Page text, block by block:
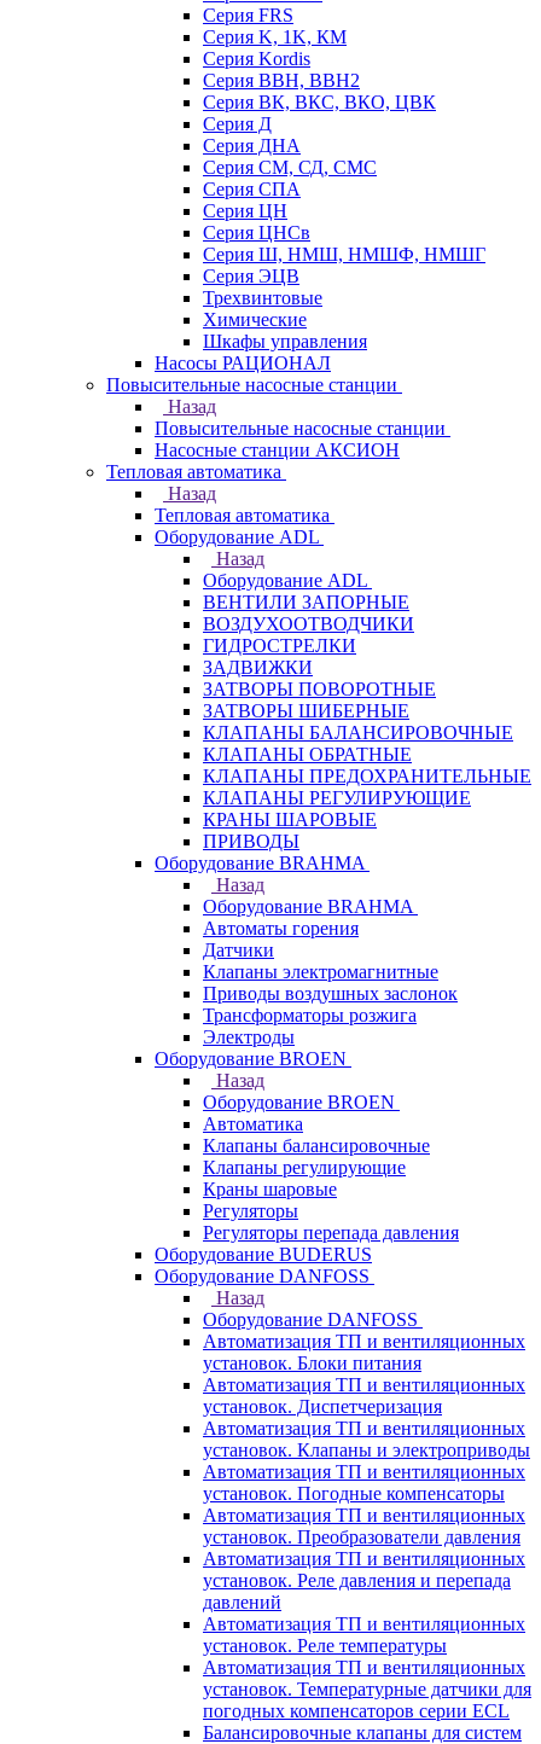
Серия FRS
Серия K, 1K, КМ
Серия Kordis
Серия ВВН, ВВН2
Серия ВК, ВКС, ВКО, ЦВК
Серия Д
Серия ДНА
Серия СМ, СД, СМС
Серия СПА
Серия ЦН
Серия ЦНСв
Серия Ш, НМШ, НМШФ, НМШГ
Серия ЭЦВ
Трехвинтовые
Химические
Шкафы управления
Насосы РАЦИОНАЛ
Повысительные насосные станции
Назад
Повысительные насосные станции
Насосные станции АКСИОН
Тепловая автоматика
Назад
Тепловая автоматика
Оборудование ADL
Назад
Оборудование ADL
ВЕНТИЛИ ЗАПОРНЫЕ
ВОЗДУХООТВОДЧИКИ
ГИДРОСТРЕЛКИ
ЗАДВИЖКИ
ЗАТВОРЫ ПОВОРОТНЫЕ
ЗАТВОРЫ ШИБЕРНЫЕ
КЛАПАНЫ БАЛАНСИРОВОЧНЫЕ
КЛАПАНЫ ОБРАТНЫЕ
КЛАПАНЫ ПРЕДОХРАНИТЕЛЬНЫЕ
КЛАПАНЫ РЕГУЛИРУЮЩИЕ
КРАНЫ ШАРОВЫЕ
ПРИВОДЫ
Оборудование BRAHMA
Назад
Оборудование BRAHMA
Автоматы горения
Датчики
Клапаны электромагнитные
Приводы воздушных заслонок
Трансформаторы розжига
Электроды
Оборудование BROEN
Назад
Оборудование BROEN
Автоматика
Клапаны балансировочные
Клапаны регулирующие
Краны шаровые
Регуляторы
Регуляторы перепада давления
Оборудование BUDERUS
Оборудование DANFOSS
Назад
Оборудование DANFOSS
Автоматизация ТП и вентиляционных
установок. Блоки питания
Автоматизация ТП и вентиляционных
установок. Диспетчеризация
Автоматизация ТП и вентиляционных
установок. Клапаны и электроприводы
Автоматизация ТП и вентиляционных
установок. Погодные компенсаторы
Автоматизация ТП и вентиляционных
установок. Преобразователи давления
Автоматизация ТП и вентиляционных
установок. Реле давления и перепада
давлений
Автоматизация ТП и вентиляционных
установок. Реле температуры
Автоматизация ТП и вентиляционных
установок. Температурные датчики для
погодных компенсаторов серии ECL
Балансировочные клапаны для систем